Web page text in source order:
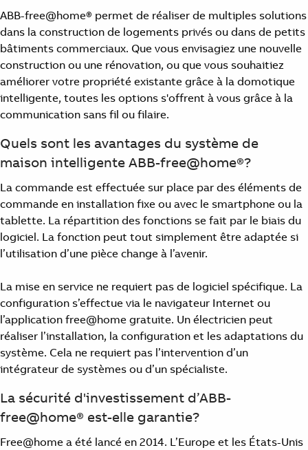
ABB-free@home® permet de réaliser de multiples solutions
dans la construction de logements privés ou dans de petits
bâtiments commerciaux. Que vous envisagiez une nouvelle
construction ou une rénovation, ou que vous souhaitiez
améliorer votre propriété existante grâce à la domotique
intelligente, toutes les options s'offrent à vous grâce à la
communication sans fil ou filaire.
Quels sont les avantages du système de
maison intelligente ABB-free@home®?
La commande est effectuée sur place par des éléments de
commande en installation fixe ou avec le smartphone ou la
tablette. La répartition des fonctions se fait par le biais du
logiciel. La fonction peut tout simplement être adaptée si
l’utilisation d’une pièce change à l’avenir.
La mise en service ne requiert pas de logiciel spécifique. La
configuration s’effectue via le navigateur Internet ou
l’application free@home gratuite. Un électricien peut
réaliser l’installation, la configuration et les adaptations du
système. Cela ne requiert pas l’intervention d’un
intégrateur de systèmes ou d’un spécialiste.
La sécurité d'investissement d’ABB-
free@home® est-elle garantie?
Free@home a été lancé en 2014. L’Europe et les États-Unis